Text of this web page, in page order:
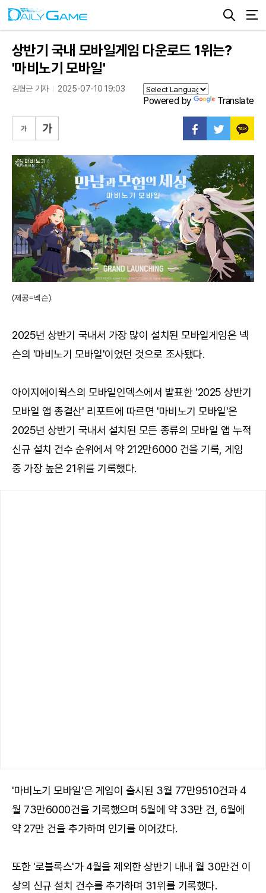
상반기 국내 모바일게임 다운로드 1위는?
'마비노기 모바일'
김형근 기자 2025-07-10 19:03
Powered by Translate
(제공=넥슨).
2025년 상반기 국내서 가장 많이 설치된 모바일게임은 넥
슨의 '마비노기 모바일'이었던 것으로 조사됐다.
아이지에이웍스의 모바일인덱스에서 발표한 '2025 상반기
모바일 앱 총결산' 리포트에 따르면 '마비노기 모바일'은
2025년 상반기 국내서 설치된 모든 종류의 모바일 앱 누적
신규 설치 건수 순위에서 약 212만6000 건을 기록, 게임
중 가장 높은 21위를 기록했다.
'마비노기 모바일'은 게임이 출시된 3월 77만9510건과 4
월 73만6000건을 기록했으며 5월에 약 33만 건, 6월에
약 27만 건을 추가하며 인기를 이어갔다.
또한 '로블록스'가 4월을 제외한 상반기 내내 월 30만건 이
상의 신규 설치 건수를 추가하며 31위를 기록했다.